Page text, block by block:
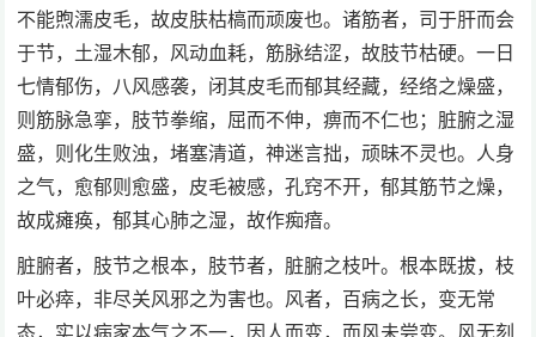
不能煦濡皮毛，故皮肤枯槁而顽废也。诸筋者，司于肝而会
于节，土湿木郁，风动血耗，筋脉结涩，故肢节枯硬。一日
七情郁伤，八风感袭，闭其皮毛而郁其经藏，经络之燥盛，
则筋脉急挛，肢节拳缩，屈而不伸，痹而不仁也；脏腑之湿
盛，则化生败浊，堵塞清道，神迷言拙，顽昧不灵也。人身
之气，愈郁则愈盛，皮毛被感，孔窍不开，郁其筋节之燥，
故成瘫痪，郁其心肺之湿，故作痴瘖。
脏腑者，肢节之根本，肢节者，脏腑之枝叶。根本既拔，枝
叶必瘁，非尽关风邪之为害也。风者，百病之长，变无常